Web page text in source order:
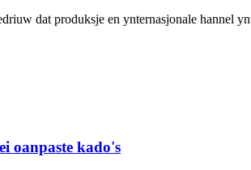
dat produksje en ynternasjonale hannel
oanpaste kado's